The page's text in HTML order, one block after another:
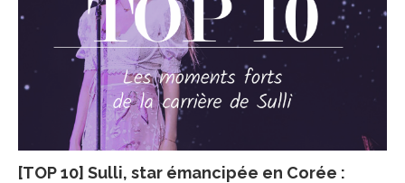
[TOP 10] Sulli, star émancipée en Corée :